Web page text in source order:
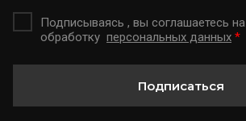
Подписываясь , вы соглашаетесь на
обработку персональных данных *
Подписаться